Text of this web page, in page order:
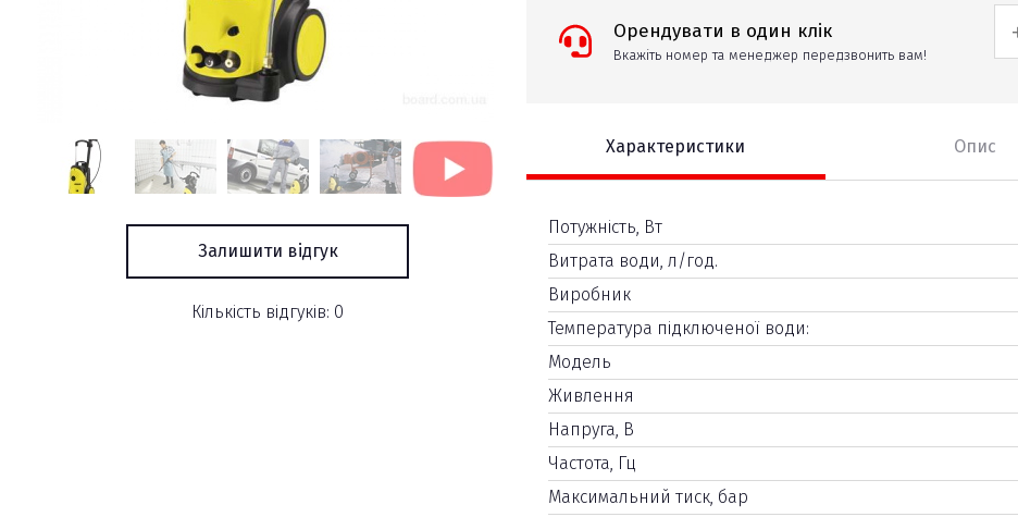
Залишити відгук
Кількість відгуків: 0
Орендувати в один клік
Вкажіть номер та менеджер передзвонить вам!
Характеристики Опис
Потужність, Вт
Витрата води, л/год.
Виробник
Температура підключеної води:
Модель
Живлення
Напруга, В
Частота, Гц
Максимальний тиск, бар